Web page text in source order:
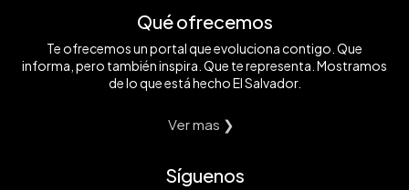
Qué ofrecemos
Te ofrecemos un portal que evoluciona contigo. Que
informa, pero también inspira. Que te representa. Mostramos
de lo que está hecho El Salvador.
Ver mas ❯
Síguenos